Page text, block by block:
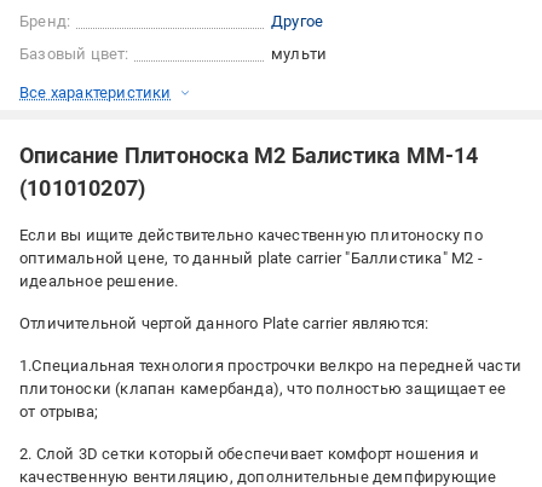
Бренд:
Другое
Базовый цвет:
мульти
Все характеристики
Описание Плитоноска М2 Балистика ММ-14
(101010207)
Если вы ищите действительно качественную плитоноску по
оптимальной цене, то данный plate carrier "Баллистика" М2 -
идеальное решение.
Отличительной чертой данного Plate carrier являются:
1.Специальная технология прострочки велкро на передней части
плитоноски (клапан камербанда), что полностью защищает ее
от отрыва;
2. Слой 3D сетки который обеспечивает комфорт ношения и
качественную вентиляцию, дополнительные демпфирующие